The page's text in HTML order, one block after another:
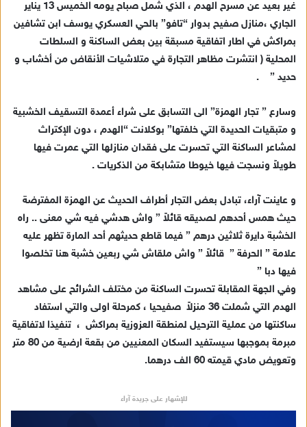
ي
د
ا
ك
ت
ر
و
غير بعيد عن مسرح الهدم ، الذي شمل صباح يومه الخميس 13 يناير
الجاري ،منازل صفيح بدوار “تافو” بالحي العسكري يوسف ابن تشافين
بمراكش في اطار اتفاقية مسبقة بين بعض الساكنة و السلطات
المحلية ( انتشرت مظاهر التجارة في متلاشيات الأنقاض من أخشاب و
حديد ” .
وسارع ” تجار الهمزة” الى التسابق على شراء أعمدة التسقيف الخشبية
و متبقيات الحديدة التي خلفتها” بوكلانت “الهدم ، دون الإكتراث
لمشاعر الساكنة التي تحسرت على فقدان منازلها التي عمرت فيها
طويلاً ونسجت فيها خيوطا متشابكة من الذكريات .
و عاينت آراء، تبادل بعض التجار أطراف الحديث عن الهمزة المفترضة
حيث همس أحدهم لصديقه قائلاً ” واش هدشي فيه شي معنى .. راه
الخشبة دايرة ثلاثين درهم ” فيما قاطع حديثهم أحد المارة تظهر عليه
علامة ” الحرفة ” قائلاً ” واش ملقاش شي ربعين خشبة هنا تخلصوا
فيها دبا ”
وفي الجهة المقابلة تحسرت الساكنة من مختلف الشرائح على مشاهد
الهدم التي شملت 36 منزلاً صفيحيا ، كمرحلة اولى والتي استفاد
ساكنتها من عملية الترحيل لمنطقة العزوزية بمراكش ، تنفيذا لاتفاقية
مبرمة بموجبها سيستفيد السكان المعنيين من بقعة ارضية من 80 متر
وتعويض مادي قيمته 60 الف درهما.
للإشهار على جريدة آراء